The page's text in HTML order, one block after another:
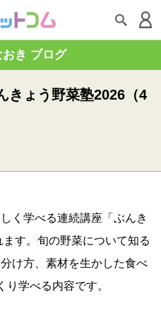
き ブログ
きょう野菜塾2026（4
く学べる連続講座「ぶんき
す。旬の野菜について知る
け方、素材を生かした食べ
学べる内容です。